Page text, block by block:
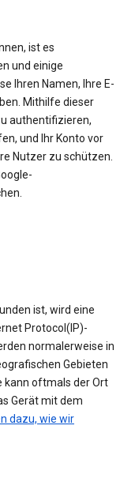
ist es
und einige
Ihren Namen, Ihre E-
Mithilfe dieser
authentifizieren,
und Ihr Konto vor
Nutzer zu schützen.
ist, wird eine
Protocol(IP)-
normalerweise in
Gebieten
kann oftmals der Ort
Gerät mit dem
dazu, wie wir